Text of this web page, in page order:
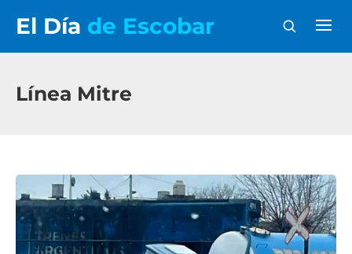
El Día de Escobar
Línea Mitre